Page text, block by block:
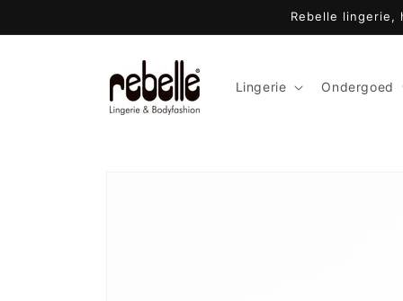
content
Rebelle
Lingerie Ondergoed